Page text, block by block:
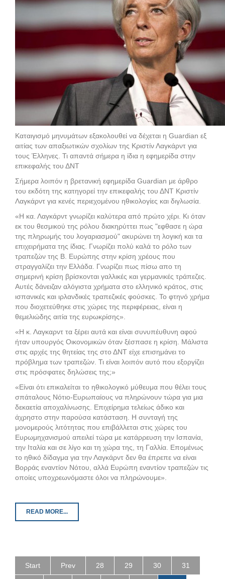
Καταιγισμό μηνυμάτων εξακολουθεί να δέχεται η Guardian εξ
αιτίας των απαξιωτικών σχολίων της Κριστίν Λαγκάρντ για
τους Έλληνες. Τι απαντά σήμερα η ίδια η εφημερίδα στην
επικεφαλής του ΔΝΤ
Σήμερα λοιπόν η βρετανική εφημερίδα Guardian με άρθρο
του εκδότη της κατηγορεί την επικεφαλής του ΔΝΤ Κριστίν
Λαγκάρντ για κενές περιεχομένου ηθικολογίες και διγλωσία.
«Η κα. Λαγκάρντ γνωρίζει καλύτερα από πρώτο χέρι. Κι όταν
εκ του θεσμικού της ρόλου διακηρύττει πως "εφθασε η ώρα
της πληρωμής του λογαριασμού" ακυρώνει τη λογική και τα
επιχειρήματα της ίδιας. Γνωρίζει πολύ καλά το ρόλο των
τραπεζών της Β. Ευρώπης στην κρίση χρέους που
στραγγαλίζει την Ελλάδα. Γνωρίζει πως πίσω απο τη
σημερινή κρίση βρίσκονται γαλλικές και γερμανικές τράπεζες.
Αυτές δάνειζαν αλόγιστα χρήματα στο ελληνικό κράτος, στις
ισπανικές και ιρλανδικές τραπεζικές φούσκες. Το φτηνό χρήμα
που διοχετεύθηκε στις χώρες της περιφέρειας, είναι η
θεμελιώδης αιτία της ευρωκρίσης».
«Η κ. Λαγκαρντ τα ξέρει αυτά και είναι συνυπέυθυνη αφού
ήταν υπουργός Οικονομικών όταν ξέσπασε η κρίση. Μάλιστα
στις αρχές της θητείας της στο ΔΝΤ είχε επισημάνει το
πρόβλημα των τραπεζών. Τι είναι λοιπόν αυτό που εξοργίζει
στις πρόσφατες δηλώσεις της;»
«Είναι ότι επικαλείται το ηθικολογικό μύθευμα που θέλει τους
σπάταλους Νότιο-Ευρωπαίους να πληρώνουν τώρα για μια
δεκαετία αποχαλίνωσης. Επιχείρημα τελείως άδικο και
άχρηστο στην παρούσα κατάσταση. Η συνταγή της
μονομερούς λιτότητας που επιβάλλεται στις χώρες του
Ευρωμηχανισμού απειλεί τώρα με κατάρρευση την Ισπανία,
την Ιταλία και σε λίγο και τη χώρα της, τη Γαλλία. Επομένως
το ηθικό δίδαγμα για την Λαγκάρντ δεν θα έπρεπε να είναι
Βορράς εναντίον Νότου, αλλά Ευρώπη εναντίον τραπεζών τις
οποίες υποχρεωνόμαστε όλοι να πληρώνουμε».
READ MORE...
Start Prev 28 29 30 31